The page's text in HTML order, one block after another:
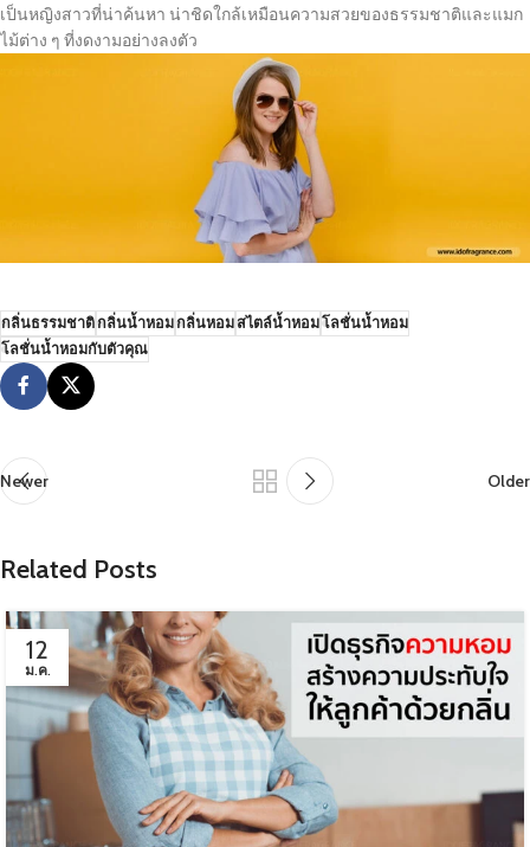
เป็นหญิงสาวที่น่าค้นหา น่าชิดใกล้เหมือนความสวยของธรรมชาติและแมก
ไม้ต่าง ๆ ที่งดงามอย่างลงตัว
กลิ่นธรรมชาติกลิ่นน้ำหอมกลิ่นหอมสไตล์น้ำหอมโลชั่นน้ำหอม
โลชั่นน้ำหอมกับตัวคุณ
Newer Older
Related Posts
12
ม.ค.